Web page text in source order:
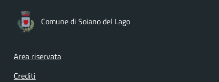
Comune di Soiano del Lago
Footer menu
Area riservata
Crediti